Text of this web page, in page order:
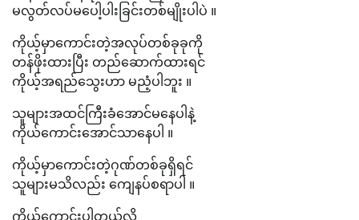
မလွတ်လပ်မပေါ့ပါးခြင်းတစ်မျိုးပါပဲ ။
ကိုယ့်မှာကောင်းတဲ့အလုပ်တစ်ခုခုကို
တန်ဖိုးထားပြီး တည်ဆောက်ထားရင်
ကိုယ့်အရည်သွေးဟာ မညံ့ပါဘူး ။
သူများအထင်ကြီးခံအောင်မနေပါနဲ့
ကိုယ်ကောင်းအောင်သာနေပါ ။
ကိုယ့်မှာကောင်းတဲ့ဂုဏ်တစ်ခုရှိရင်
သူများမသိလည်း ကျေနပ်စရာပါ ။
ကိုယ်ကောင်းပါတယ်လို့